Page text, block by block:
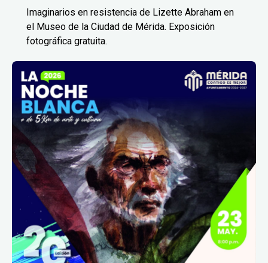
Imaginarios en resistencia de Lizette Abraham en
el Museo de la Ciudad de Mérida. Exposición
fotográfica gratuita.